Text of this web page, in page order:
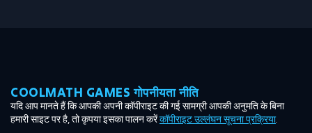
COOLMATH GAMES गोपनीयता नीति
यदि आप मानते हैं कि आपकी अपनी कॉपीराइट की गई सामग्री आपकी अनुमति के बिना
हमारी साइट पर है, तो कृपया इसका पालन करेंकॉपीराइट उल्लंघन सूचना प्रक्रिया.